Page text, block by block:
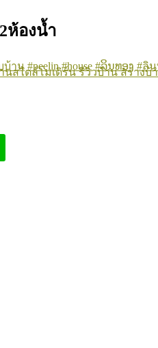
ห้องน้ำ
บ้าน #peelin #house #ລິນທອງ #ลิ
นสไตล์โมเดิร์นรีวิวบ้านสร้างบ้